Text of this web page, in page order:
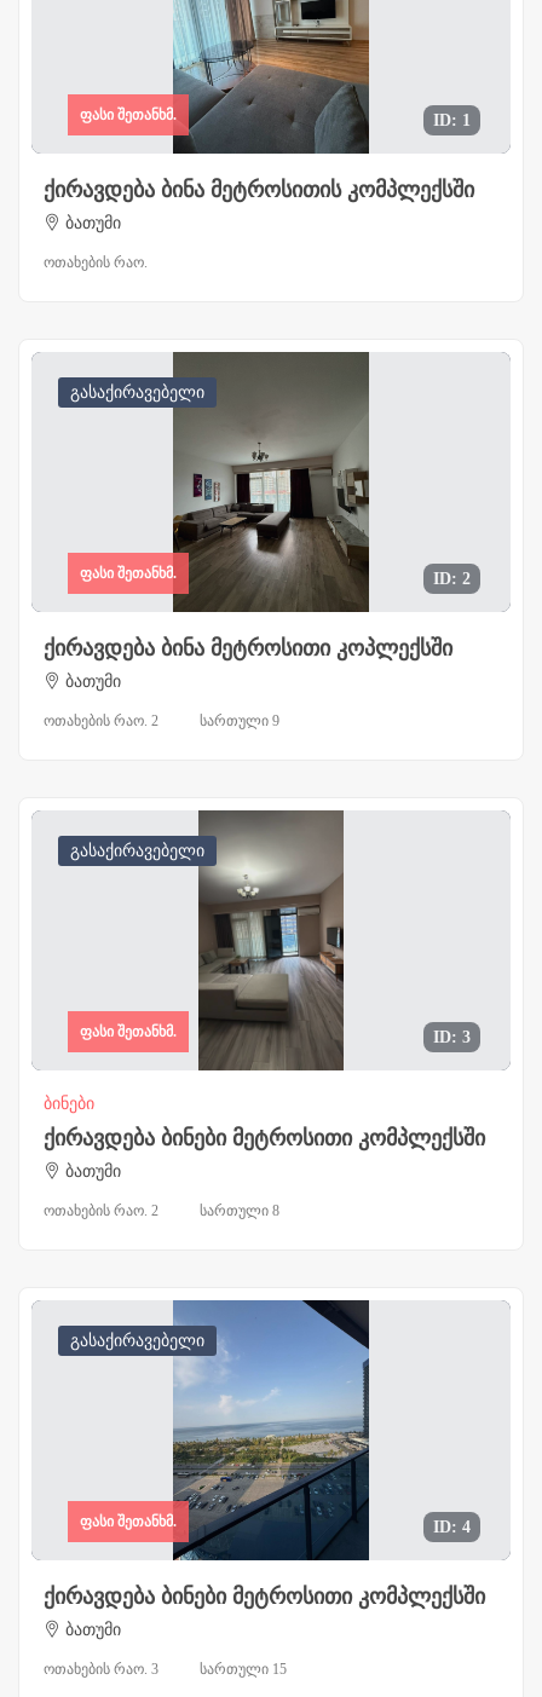
ID: 1
ფასი შეთანხმ.
ქირავდება ბინა მეტროსითის კომპლექსში
ბათუმი
ოთახების რაო.
გასაქირავებელი
ID: 2
ფასი შეთანხმ.
ქირავდება ბინა მეტროსითი კოპლექსში
ბათუმი
ოთახების რაო. 2 სართული 9
გასაქირავებელი
ID: 3
ფასი შეთანხმ.
ბინები
ქირავდება ბინები მეტროსითი კომპლექსში
ბათუმი
ოთახების რაო. 2 სართული 8
გასაქირავებელი
ID: 4
ფასი შეთანხმ.
ქირავდება ბინები მეტროსითი კომპლექსში
ბათუმი
ოთახების რაო. 3 სართული 15